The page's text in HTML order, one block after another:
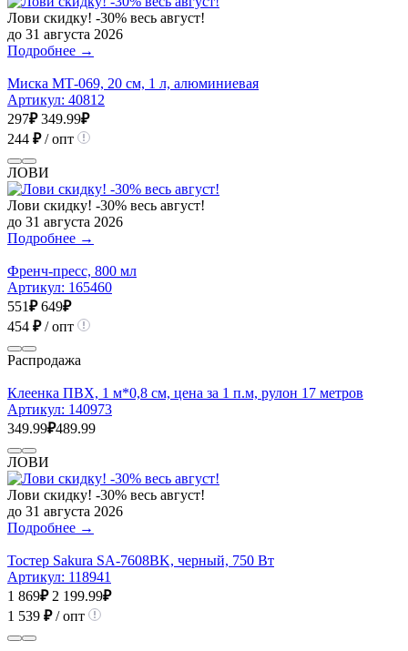
Лови скидку! -30% весь август!
до 31 августа 2026
Подробнее →
Миска МТ-069, 20 см, 1 л, алюминиевая
Артикул: 40812
297₽ 349.99₽
244 ₽/ опт
ЛОВИ
Лови скидку! -30% весь август!
до 31 августа 2026
Подробнее →
Френч-пресс, 800 мл
Артикул: 165460
551₽ 649₽
454 ₽/ опт
Распродажа
Клеенка ПВХ, 1 м*0,8 см, цена за 1 п.м, рулон 17 метров
Артикул: 140973
349.99₽489.99
ЛОВИ
Лови скидку! -30% весь август!
до 31 августа 2026
Подробнее →
Тостер Sakura SA-7608BK, черный, 750 Вт
Артикул: 118941
1 869₽ 2 199.99₽
1 539 ₽/ опт